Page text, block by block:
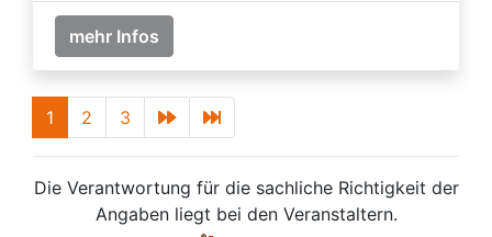
mehr Infos
1 2 3
Die Verantwortung für die sachliche Richtigkeit der
Angaben liegt bei den Veranstaltern.